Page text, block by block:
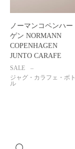
ノーマンコペンハー
ゲン NORMANN
COPENHAGEN
JUNTO CARAFE
SALE
ジャグ・カラフェ・ボト
ル